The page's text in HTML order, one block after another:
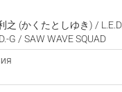
之 (かくたとしゆき) /
G / SAW WAVE SQUAD